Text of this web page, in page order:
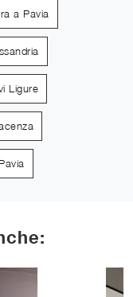
a Pavia
Ligure